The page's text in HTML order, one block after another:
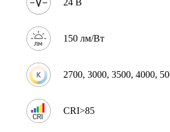
24 В
150 лм/Вт
2700, 3000, 3500, 4000,
CRI>85